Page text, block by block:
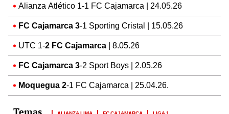
Alianza Atlético 1-1 FC Cajamarca | 24.05.26
FC Cajamarca 3-1 Sporting Cristal | 15.05.26
UTC 1-2 FC Cajamarca | 8.05.26
FC Cajamarca 3-2 Sport Boys | 2.05.26
Moquegua 2-1 FC Cajamarca | 25.04.26.
ALIANZA LIMA FC CAJAMARCA LIGA 1